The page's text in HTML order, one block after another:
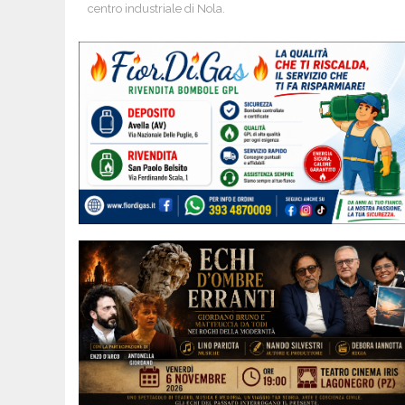
centro industriale di Nola.